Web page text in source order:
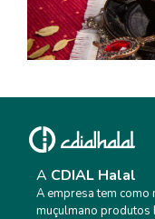
A CDIAL Halal
A empresa tem
muçulmano produtos